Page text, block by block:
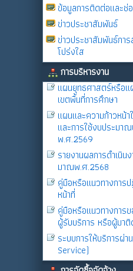
ข้อมูลการติดต่อและช่
ข่าวประชาสัมพันธ์
ข่าวประชาสัมพันธ์กา
โปร่งใส
การบริหารงาน
แผนยุทธศาสตร์หรือ
เขตพื้นที่การศึกษา
แผนและความก้าวหน้า
และการใช้งบประมา
พ.ศ.2569
รายงานผลการดำเนิน
มาณพ.ศ.2568
คู่มือหรือแนวทางการ
หน้าที่
คู่มือหรือแนวทางการ
ผู้รับบริการ หรือผู้มา
ระบบการให้บริการผ่
Service)